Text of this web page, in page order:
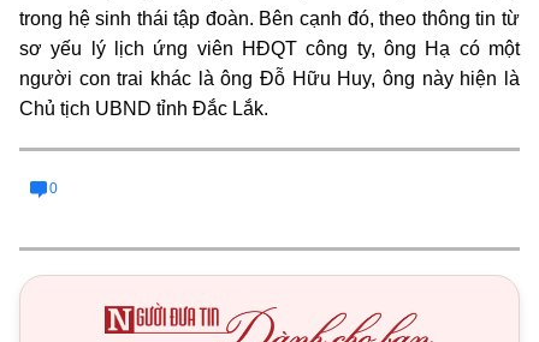
trong hệ sinh thái tập đoàn. Bên cạnh đó, theo thông tin từ
sơ yếu lý lịch ứng viên HĐQT công ty, ông Hạ có một
người con trai khác là ông Đỗ Hữu Huy, ông này hiện là
Chủ tịch UBND tỉnh Đắc Lắk.
0